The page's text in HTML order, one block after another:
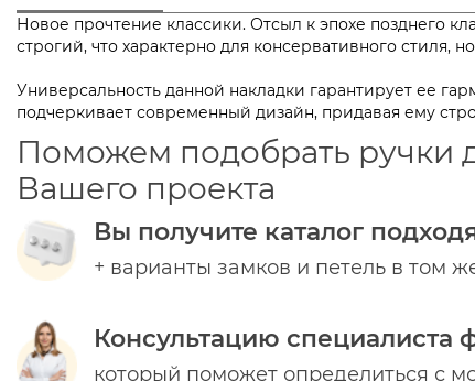
Новое прочтение классики. Отсыл к эпохе позднего
строгий, что характерно для консервативного стиля,
Универсальность данной накладки гарантирует ее
подчеркивает современный дизайн, придавая ему
Поможем подобрать ручки
Вашего проекта
Вы получите каталог
+ варианты замков и петель в том
Консультацию специалиста
который поможет определиться с